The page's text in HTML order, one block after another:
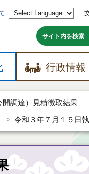
サイト内を検索
行政情報
調達）見積徴取結果
令和３年７月１５日